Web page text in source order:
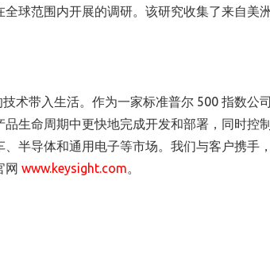
全球范围内开展的调研。该研究收集了来自美洲
术带入生活。作为一家标准普尔 500 指数公司
生命周期中更快地完成开发和部署，同时控
半导体和通用电子等市场。我们与客户携手
网 www.keysight.com。